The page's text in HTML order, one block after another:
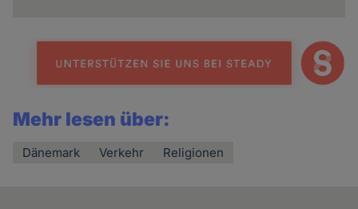
Mehr lesen über:
Dänemark Verkehr Religionen